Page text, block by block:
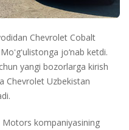
Chevrolet Cobalt
jo‘nab ketdi.
yangi bozorlarga kirish
Chevrolet Uzbekistan
Motors kompaniyasining